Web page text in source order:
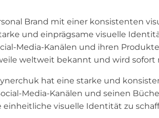
Brand mit einer konsistenten
und einprägsame visuelle
Media-Kanälen und ihren
weltweit bekannt und wird sofort
hat eine starke und
Media-Kanälen und seinen
visuelle Identität zu